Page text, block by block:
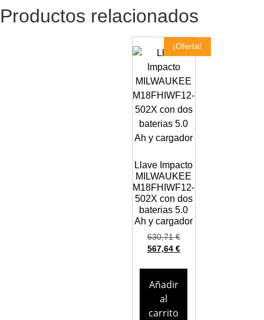
Productos relacionados
¡Oferta!
Llave Impacto
MILWAUKEE
M18FHIWF12-
502X con dos
baterias 5.0
Ah y cargador
630,71€
567,64 €
Añadir
al
carrito